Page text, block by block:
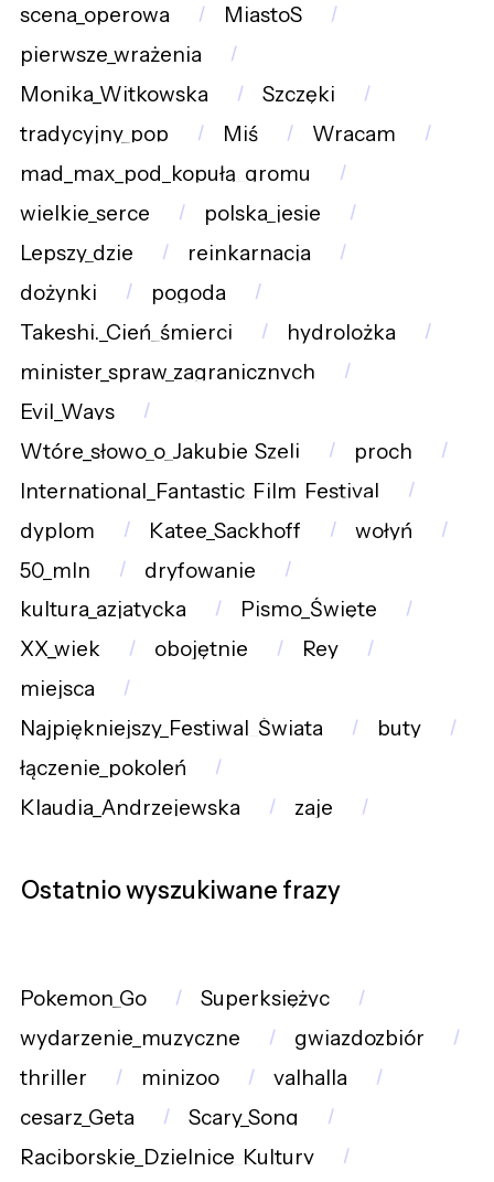
scena_operowa
MiastoS
pierwsze_wrażenia
Monika_Witkowska
Szczęki
tradycyjny_pop
Miś
Wracam
mad_max_pod_kopułą_gromu
wielkie_serce
polska_jesie
Lepszy_dzie
reinkarnacja
dożynki
pogoda
Takeshi._Cień_śmierci
hydrolożka
minister_spraw_zagranicznych
Evil_Ways
Wtóre_słowo_o_Jakubie_Szeli
proch
International_Fantastic_Film_Festival
dyplom
Katee_Sackhoff
wołyń
50_mln
dryfowanie
kultura_azjatycka
Pismo_Święte
XX_wiek
obojętnie
Rey
miejsca
Najpiękniejszy_Festiwal_Świata
buty
łączenie_pokoleń
Klaudia_Andrzejewska
zaje
Ostatnio wyszukiwane frazy
Pokemon_Go
Superksiężyc
wydarzenie_muzyczne
gwiazdozbiór
thriller
minizoo
valhalla
cesarz_Geta
Scary_Song
Raciborskie_Dzielnice_Kultury